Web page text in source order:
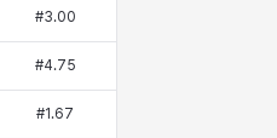
#3.00
#4.75
#1.67